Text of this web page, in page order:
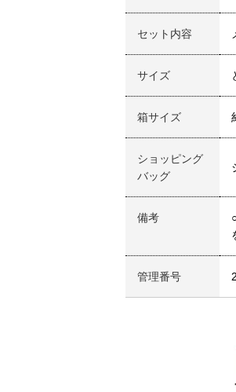
セット内容
サイズ
箱サイズ
ショッピング
バッグ
備考
管理番号